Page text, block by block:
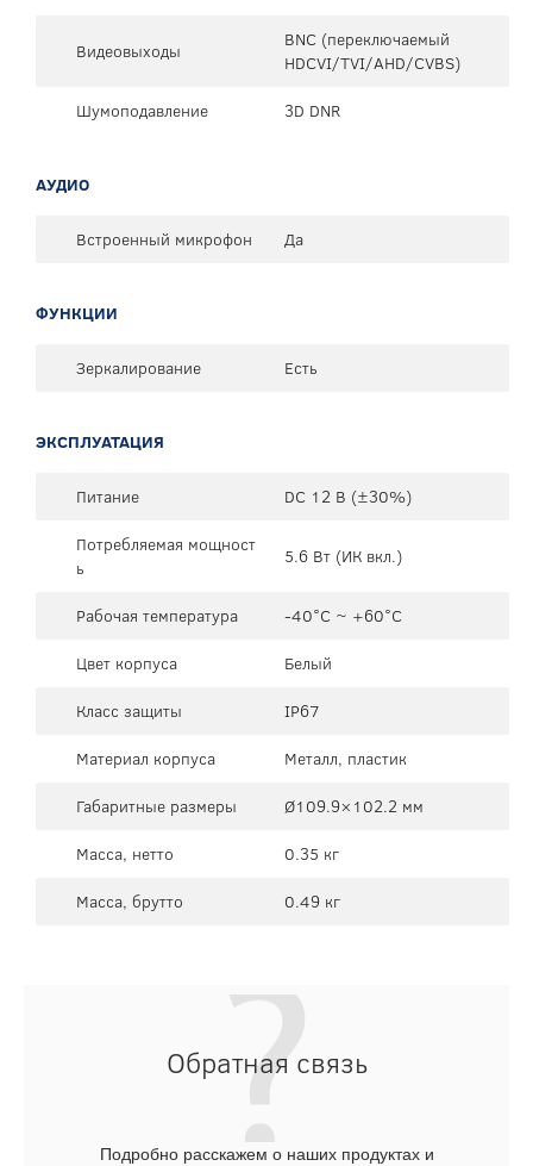
Видеовыходы
BNC (переключаемый
HDCVI/TVI/AHD/CVBS)
Шумоподавление
3D DNR
АУДИО
Встроенный микрофон Да
ФУНКЦИИ
Зеркалирование Есть
ЭКСПЛУАТАЦИЯ
Питание
DC 12 В (±30%)
Потребляемая мощност
ь
5.6 Вт (ИК вкл.)
Рабочая температура
-40°C ~ +60°C
Цвет корпуса
Белый
Класс защиты
IP67
Материал корпуса
Металл, пластик
Габаритные размеры
Ø109.9×102.2 мм
Масса, нетто
0.35 кг
Масса, брутто
0.49 кг
Обратная связь
Подробно расскажем о наших продуктах и